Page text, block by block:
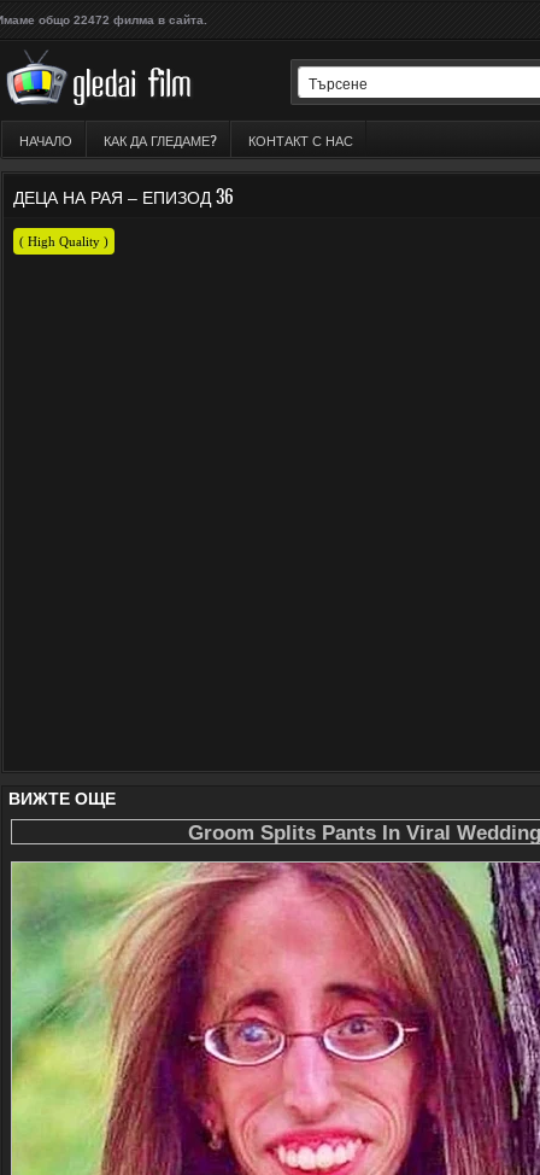
общо 22472 филма в сайта.
НАЧАЛО КАК ДА ГЛЕДАМЕ? КОНТАКТ С НАС
ДЕЦА НА РАЯ – ЕПИЗОД 36
( High Quality )